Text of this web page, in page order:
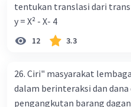
ceteris paribus maka .... a.
bentuk kurva jumlah uang
dari kiri bawah ke kanan
uang) naik dari kiri bawah ke
meningkat di mana bentuk
(penawaran uang) naik dari
tentukan translasi dari
y = X² - X- 4
12 3.3
26. Ciri" masyarakat
dalam berinteraksi dan
pengangkutan barang